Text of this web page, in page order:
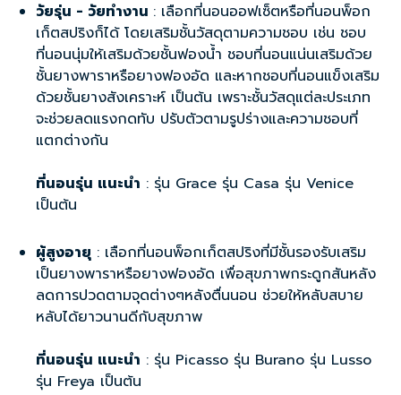
วัยรุ่น - วัยทำงาน : เลือกที่นอนออฟเซ็ตหรือที่นอนพ็อก
เก็ตสปริงก็ได้ โดยเสริมชั้นวัสดุตามความชอบ เช่น ชอบ
ที่นอนนุ่มให้เสริมด้วยชั้นฟองน้ำ ชอบที่นอนแน่นเสริมด้วย
ชั้นยางพาราหรือยางฟองอัด และหากชอบที่นอนแข็งเสริม
ด้วยชั้นยางสังเคราะห์ เป็นต้น เพราะชั้นวัสดุแต่ละประเภท
จะช่วยลดแรงกดทับ ปรับตัวตามรูปร่างและความชอบที่
แตกต่างกัน
ที่นอนรุ่น แนะนำ : รุ่น Grace รุ่น Casa รุ่น Venice
เป็นต้น
ผู้สูงอายุ : เลือกที่นอนพ็อกเก็ตสปริงที่มีชั้นรองรับเสริม
เป็นยางพาราหรือยางฟองอัด เพื่อสุขภาพกระดูกสันหลัง
ลดการปวดตามจุดต่างๆหลังตื่นนอน ช่วยให้หลับสบาย
หลับได้ยาวนานดีกับสุขภาพ
ที่นอนรุ่น แนะนำ : รุ่น Picasso รุ่น Burano รุ่น Lusso
รุ่น Freya เป็นต้น